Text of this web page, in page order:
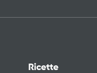
Ricette